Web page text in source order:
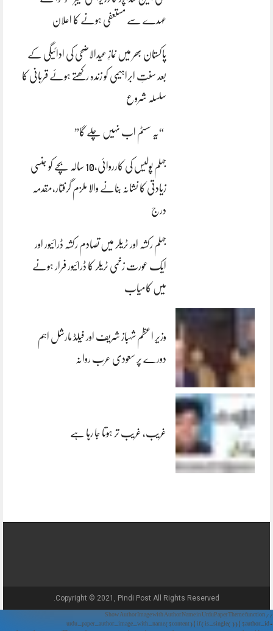
عہدے سے مستعفی ہونے کا اعلان
پاکستان بھر میں نمازِ عیدالاضحی کی ادائیگی کے
بعد سنتِ ابراہیمی کو زندہ رکھتے ہوئے قربانی کا
سلسلہ شروع
“یہ سسٹم اب نہیں چلے گا”
جہلم پولیس کی کارروائی،10 سالہ بچے کو جنسی
زیادتی کا نشانہ بنانے والا ملزم گرفتار،مقدمہ
درج
جہلم رکشہ اور ٹریلر میں تصادم رکشہ ڈرائیور اور
ایک عورت زخمی ٹریلر کا ڈرائیور فرار ہونے
میں کامیاب
وزیر اعظم شہباز شریف اور فیلڈ مارشل اہم
دورے پر سعودی عرب روانہ
غریب، غریب تر ہوتا جا رہا ہے
Copyright © 2021, Pindi Post All Rights Reserved.
// Show Author Image with Author Name in UrduPaper Theme function
urdu_paper_author_image_with_name($content) { if (is_single()) { $author_id =